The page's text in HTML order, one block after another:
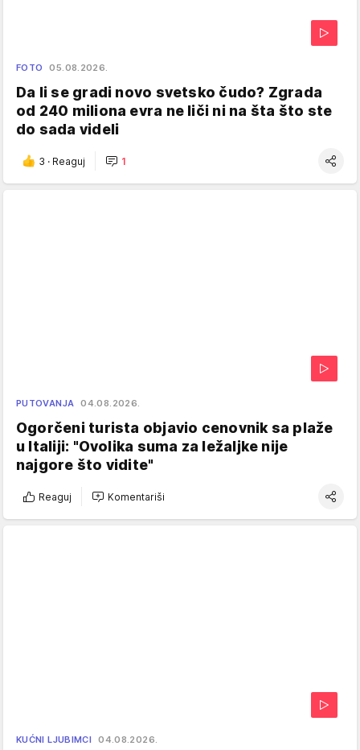
FOTO 05.08.2026.
Da li se gradi novo svetsko čudo? Zgrada
od 240 miliona evra ne liči ni na šta što ste
do sada videli
3 · Reaguj 1
PUTOVANJA 04.08.2026.
Ogorčeni turista objavio cenovnik sa plaže
u Italiji: "Ovolika suma za ležaljke nije
najgore što vidite"
Reaguj Komentariši
KUĆNI LJUBIMCI 04.08.2026.